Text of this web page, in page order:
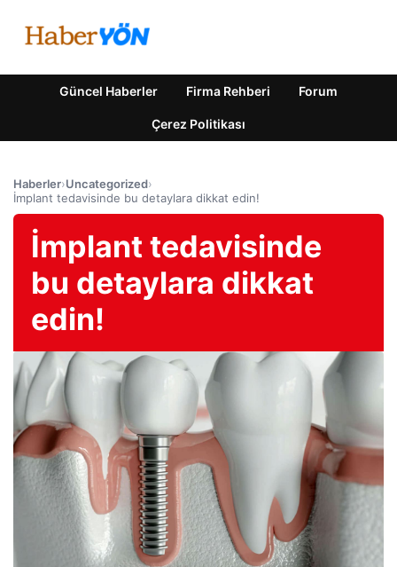
Güncel Haberler Firma Rehberi Forum
Çerez Politikası
Haberler›Uncategorized›
İmplant tedavisinde bu detaylara dikkat edin!
İmplant tedavisinde
bu detaylara dikkat
edin!